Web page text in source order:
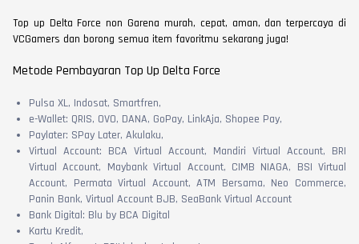
Top up Delta Force non Garena murah, cepat, aman, dan terpercaya di
VCGamers dan borong semua item favoritmu sekarang juga!
Metode Pembayaran Top Up Delta Force
Pulsa XL, Indosat, Smartfren,
e-Wallet: QRIS, OVO, DANA, GoPay, LinkAja, Shopee Pay,
Paylater: SPay Later, Akulaku,
Virtual Account: BCA Virtual Account, Mandiri Virtual Account, BRI
Virtual Account, Maybank Virtual Account, CIMB NIAGA, BSI Virtual
Account, Permata Virtual Account, ATM Bersama, Neo Commerce,
Panin Bank, Virtual Account BJB, SeaBank Virtual Account
Bank Digital: Blu by BCA Digital
Kartu Kredit,